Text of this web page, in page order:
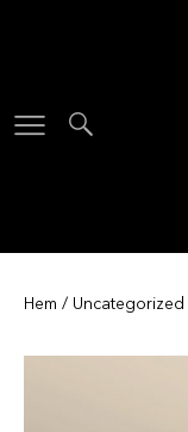
Hem / Uncategorized